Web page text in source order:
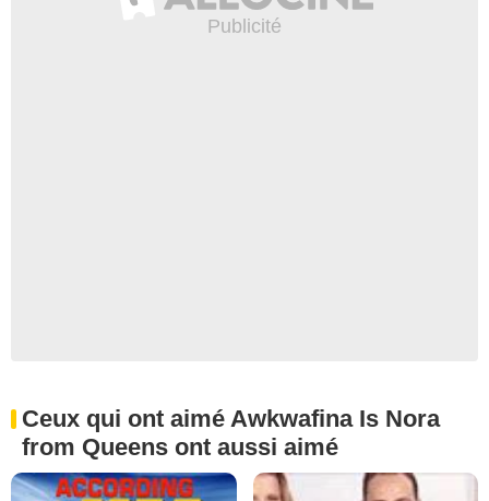
Ceux qui ont aimé Awkwafina Is Nora
from Queens ont aussi aimé